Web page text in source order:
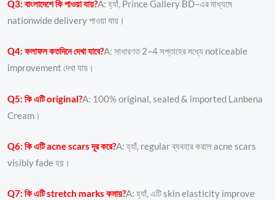
Q3: বাংলাদেশে কি পাওয়া যায়?A: হ্যাঁ, Prince Gallery BD–এর মাধ্যমে
nationwide delivery পাওয়া যায়।
Q4: ফলাফল কতদিনে দেখা যাবে?A: সাধারণত 2–4 সপ্তাহের মধ্যে noticeable
improvement দেখা যায়।
Q5: কি এটি original?A: 100% original, sealed & imported Lanbena
Cream।
Q6: কি এটি acne scars দূর করে?A: হ্যাঁ, regular ব্যবহার করলে acne scars
visibly fade হয়।
Q7: কি এটি stretch marks কমায়?A: হ্যাঁ, এটি skin elasticity improve